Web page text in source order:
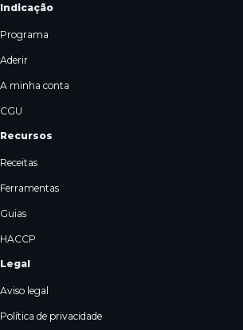
Indicação
Programa
Aderir
A minha conta
CGU
Recursos
Receitas
Ferramentas
Guias
HACCP
Legal
Aviso legal
Política de privacidade